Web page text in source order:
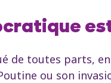
de toutes parts,
ou son